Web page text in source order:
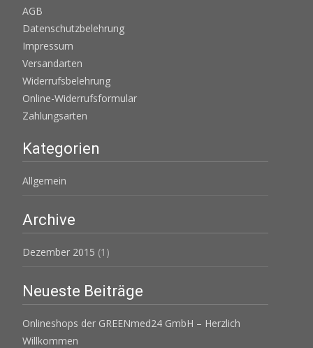
AGB
Datenschutzbelehrung
Impressum
Versandarten
Widerrufsbelehrung
Online-Widerrufsformular
Zahlungsarten
Kategorien
Allgemein
Archive
Dezember 2015 (1)
Neueste Beiträge
Onlineshops der GREENmed24 GmbH – Herzlich
Willkommen